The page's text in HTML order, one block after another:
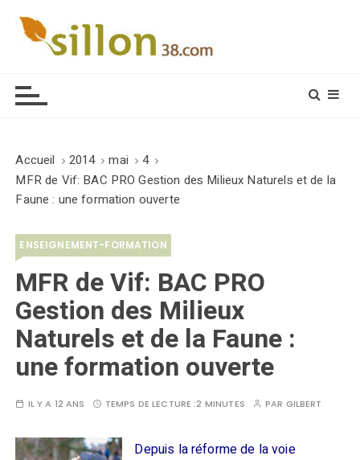
Accueil 2014 mai
4
MFR de Vif: BAC PRO Gestion des Milieux Naturels et de la
Faune : une formation ouverte
ENSEIGNEMENT-FORMATION
MFR de Vif: BAC PRO
Gestion des Milieux
Naturels et de la Faune :
une formation ouverte
IL Y A 12 ANS TEMPS DE LECTURE :2 MINUTES PAR GILBERT
Depuis la réforme de la voie